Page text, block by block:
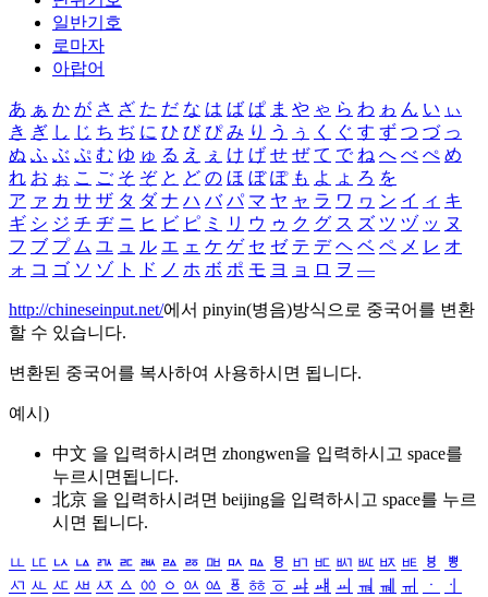
일반기호
로마자
아랍어
あ ぁ か が さ ざ た だ な は ば ぱ ま や ゃ ら わ ゎ ん い ぃ
き ぎ し じ ち ぢ に ひ び ぴ み り う ぅ く ぐ す ず つ づ っ
ぬ ふ ぶ ぷ む ゆ ゅ る え ぇ け げ せ ぜ て で ね へ べ ぺ め
れ お ぉ こ ご そ ぞ と ど の ほ ぼ ぽ も よ ょ ろ を
ア ァ カ サ ザ タ ダ ナ ハ バ パ マ ヤ ャ ラ ワ ヮ ン イ ィ キ
ギ シ ジ チ ヂ ニ ヒ ビ ピ ミ リ ウ ゥ ク グ ス ズ ツ ヅ ッ ヌ
フ ブ プ ム ユ ュ ル エ ェ ケ ゲ セ ゼ テ デ ヘ ベ ペ メ レ オ
ォ コ ゴ ソ ゾ ト ド ノ ホ ボ ポ モ ヨ ョ ロ ヲ ―
http://chineseinput.net/에서 pinyin(병음)방식으로 중국어를 변환
할 수 있습니다.
변환된 중국어를 복사하여 사용하시면 됩니다.
예시)
中文 을 입력하시려면 zhongwen을 입력하시고 space를
누르시면됩니다.
北京 을 입력하시려면 beijing을 입력하시고 space를 누르
시면 됩니다.
ㅥ ㅦ ㅧ ㅨ ㅩ ㅪ ㅫ ㅬ ㅭ ㅮ ㅯ ㅰ ㅱ ㅲ ㅳ ㅴ ㅵ ㅶ ㅷ ㅸ
ㅹ
ㅺ ㅻ ㅼ ㅽ ㅾ ㅿ ㆀ ㆁ ㆂ ㆃ ㆄ ㆅ ㆆ ㆇ ㆈ ㆉ ㆊ ㆋ ㆌ ㆍ
ㆎ